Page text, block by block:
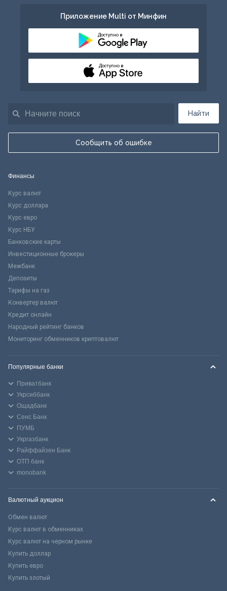
Найти
Сообщить об ошибке
Приложение Multi от Минфин
Доступно в
Доступно в
Финансы
Курс валют
Курс доллара
Курс евро
Курс НБУ
Банковские карты
Инвестиционные брокеры
Межбанк
Депозиты
Тарифы на газ
Конвертер валют
Кредит онлайн
Народный рейтинг банков
Мониторинг обменников криптовалют
Популярные банки
Приватбанк
Укрсиббанк
Ощадбанк
Сенс Банк
ПУМБ
Укргазбанк
Райффайзен Банк
ОТП банк
monobank
Валютный аукцион
Обмен валют
Курс валют в обменниках
Курс валют на черном рынке
Купить доллар
Купить евро
Купить злотый